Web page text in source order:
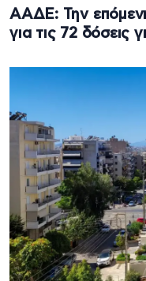
ΑΑΔΕ: Την
για τις 72 δόσεις